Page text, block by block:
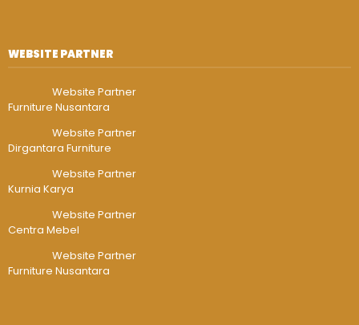
WEBSITE PARTNER
Website Partner
Furniture Nusantara
Website Partner
Dirgantara Furniture
Website Partner
Kurnia Karya
Website Partner
Centra Mebel
Website Partner
Furniture Nusantara